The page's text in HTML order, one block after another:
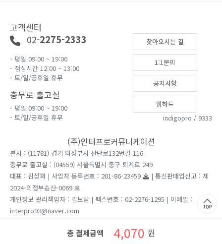
고객센터
02-2275-2333
- 평일 09:00 ~ 19:00
- 점심시간 12:00 ~ 13:00
- 토/일/공휴일 휴무
충무로 출고실
- 평일 09:00 ~ 19:00
- 토/일/공휴일 휴무
찾아오시는 길
1:1문의
공지사항
웹하드
indigopro / 9333
(주)인터프로커뮤니케이션
본사 : (11781) 경기 의정부시 산단로132번길 116
충무로 출고실 : (04559) 서울특별시 중구 퇴계로 249
대표 : 김상회 | 사업자 등록번호 : 201-86-23459
| 통신판매업신고 : 제
2024-의정부송산-0069 호
개인정보 관리책임자 : 김보람 | 팩스번호 : 02-2276-1295 | 이메일 :
interpro93@naver.com
Copyright ⓒ 2026 인터프로커뮤니케이션 All rights reserved.
총 결제금액 4,070 원